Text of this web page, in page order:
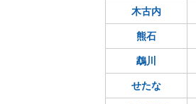
木古内
熊石
鵡川
せたな